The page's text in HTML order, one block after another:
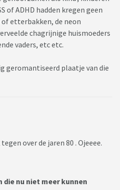
of ADHD hadden kregen geen
etterbakken, de neon
chagrijnige huismoeders
vaders, etc etc.
geromantiseerd plaatje van die
over de jaren 80 . Ojeeee.
die nu niet meer kunnen